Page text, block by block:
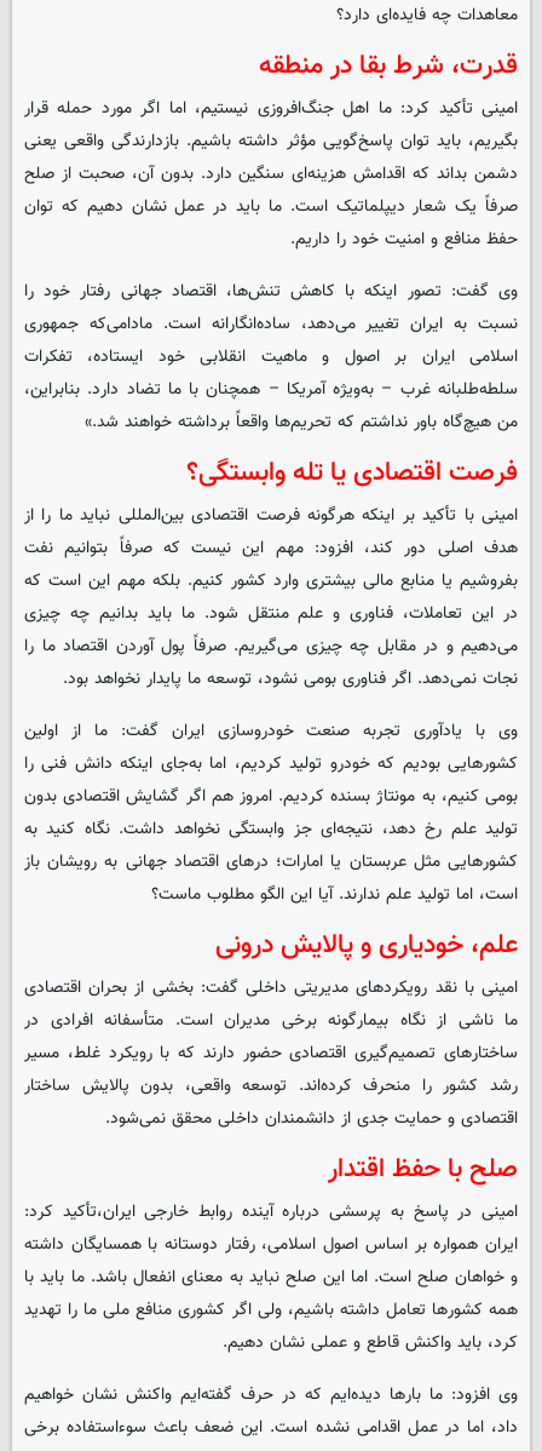
معاهدات چه فایده‌ای دارد؟
قدرت، شرط بقا در منطقه
امینی تأکید کرد: ما اهل جنگ‌افروزی نیستیم، اما اگر مورد حمله قرار
بگیریم، باید توان پاسخ‌گویی مؤثر داشته باشیم. بازدارندگی واقعی یعنی
دشمن بداند که اقدامش هزینه‌ای سنگین دارد. بدون آن، صحبت از صلح
صرفاً یک شعار دیپلماتیک است. ما باید در عمل نشان دهیم که توان
حفظ منافع و امنیت خود را داریم.
وی گفت: تصور اینکه با کاهش تنش‌ها، اقتصاد جهانی رفتار خود را
نسبت به ایران تغییر می‌دهد، ساده‌انگارانه است. مادامی‌که جمهوری
اسلامی ایران بر اصول و ماهیت انقلابی خود ایستاده، تفکرات
سلطه‌طلبانه غرب – به‌ویژه آمریکا – همچنان با ما تضاد دارد. بنابراین،
من هیچ‌گاه باور نداشتم که تحریم‌ها واقعاً برداشته خواهند شد.»
فرصت اقتصادی یا تله وابستگی؟
امینی با تأکید بر اینکه هرگونه فرصت اقتصادی بین‌المللی نباید ما را از
هدف اصلی دور کند، افزود: مهم این نیست که صرفاً بتوانیم نفت
بفروشیم یا منابع مالی بیشتری وارد کشور کنیم. بلکه مهم این است که
در این تعاملات، فناوری و علم منتقل شود. ما باید بدانیم چه چیزی
می‌دهیم و در مقابل چه چیزی می‌گیریم. صرفاً پول آوردن اقتصاد ما را
نجات نمی‌دهد. اگر فناوری بومی نشود، توسعه ما پایدار نخواهد بود.
وی با یادآوری تجربه صنعت خودروسازی ایران گفت: ما از اولین
کشورهایی بودیم که خودرو تولید کردیم، اما به‌جای اینکه دانش فنی را
بومی کنیم، به مونتاژ بسنده کردیم. امروز هم اگر گشایش اقتصادی بدون
تولید علم رخ دهد، نتیجه‌ای جز وابستگی نخواهد داشت. نگاه کنید به
کشورهایی مثل عربستان یا امارات؛ درهای اقتصاد جهانی به رویشان باز
است، اما تولید علم ندارند. آیا این الگو مطلوب ماست؟
علم، خودیاری و پالایش درونی
امینی با نقد رویکردهای مدیریتی داخلی گفت: بخشی از بحران اقتصادی
ما ناشی از نگاه بیمارگونه برخی مدیران است. متأسفانه افرادی در
ساختارهای تصمیم‌گیری اقتصادی حضور دارند که با رویکرد غلط، مسیر
رشد کشور را منحرف کرده‌اند. توسعه واقعی، بدون پالایش ساختار
اقتصادی و حمایت جدی از دانشمندان داخلی محقق نمی‌شود.
صلح با حفظ اقتدار
امینی در پاسخ به پرسشی درباره آینده روابط خارجی ایران،تأکید کرد:
ایران همواره بر اساس اصول اسلامی، رفتار دوستانه با همسایگان داشته
و خواهان صلح است. اما این صلح نباید به معنای انفعال باشد. ما باید با
همه کشورها تعامل داشته باشیم، ولی اگر کشوری منافع ملی ما را تهدید
کرد، باید واکنش قاطع و عملی نشان دهیم.
وی افزود: ما بارها دیده‌ایم که در حرف گفته‌ایم واکنش نشان خواهیم
داد، اما در عمل اقدامی نشده است. این ضعف باعث سوءاستفاده برخی